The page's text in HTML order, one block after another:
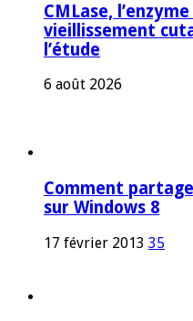
CMLase,
vieillissement
l’étude
6 août 2026
Comment
sur Windows 8
17 février 2013 35